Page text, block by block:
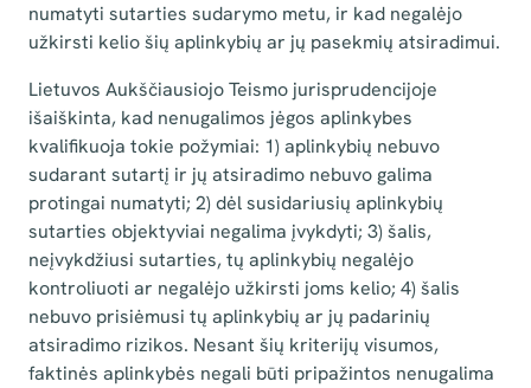
numatyti sutarties sudarymo metu, ir kad negalėjo
užkirsti kelio šių aplinkybių ar jų pasekmių atsiradimui.
Lietuvos Aukščiausiojo Teismo jurisprudencijoje
išaiškinta, kad nenugalimos jėgos aplinkybes
kvalifikuoja tokie požymiai: 1) aplinkybių nebuvo
sudarant sutartį ir jų atsiradimo nebuvo galima
protingai numatyti; 2) dėl susidariusių aplinkybių
sutarties objektyviai negalima įvykdyti; 3) šalis,
neįvykdžiusi sutarties, tų aplinkybių negalėjo
kontroliuoti ar negalėjo užkirsti joms kelio; 4) šalis
nebuvo prisiėmusi tų aplinkybių ar jų padarinių
atsiradimo rizikos. Nesant šių kriterijų visumos,
faktinės aplinkybės negali būti pripažintos nenugalima